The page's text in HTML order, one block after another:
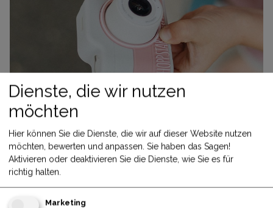
EXPERT
DOWNLOAD & ANLEITUNG
Dienste, die wir nutzen
möchten
Hier können Sie die Dienste, die wir auf dieser Website nutzen
möchten, bewerten und anpassen. Sie haben das Sagen!
Aktivieren oder deaktivieren Sie die Dienste, wie Sie es für
richtig halten.
Marketing